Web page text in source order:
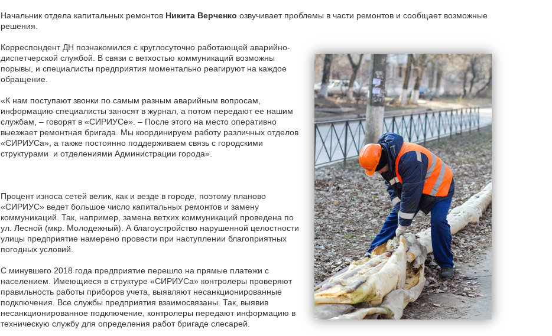
Начальник отдела капитальных ремонтов Никита Верченко озвучивает проблемы в части ремонтов и сообщает возможные
решения.
Корреспондент ДН познакомился с круглосуточно работающей аварийно-
диспетчерской службой. В связи с ветхостью коммуникаций возможны
порывы, и специалисты предприятия моментально реагируют на каждое
обращение.
«К нам поступают звонки по самым разным аварийным вопросам,
информацию специалисты заносят в журнал, а потом передают ее нашим
службам, – говорят в «СИРИУСе». – После этого на место оперативно
выезжает ремонтная бригада. Мы координируем работу различных отделов
«СИРИУСа», а также постоянно поддерживаем связь с городскими
структурами и отделениями Администрации города».
Процент износа сетей велик, как и везде в городе, поэтому планово
«СИРИУС» ведет большое число капитальных ремонтов и замену
коммуникаций. Так, например, замена ветхих коммуникаций проведена по
ул. Лесной (мкр. Молодежный). А благоустройство нарушенной целостности
улицы предприятие намерено провести при наступлении благоприятных
погодных условий.
С минувшего 2018 года предприятие перешло на прямые платежи с
населением. Имеющиеся в структуре «СИРИУСа» контролеры проверяют
правильность работы приборов учета, выявляют несанкционированные
подключения. Все службы предприятия взаимосвязаны. Так, выявив
несанкционированное подключение, контролеры передают информацию в
техническую службу для определения работ бригаде слесарей.